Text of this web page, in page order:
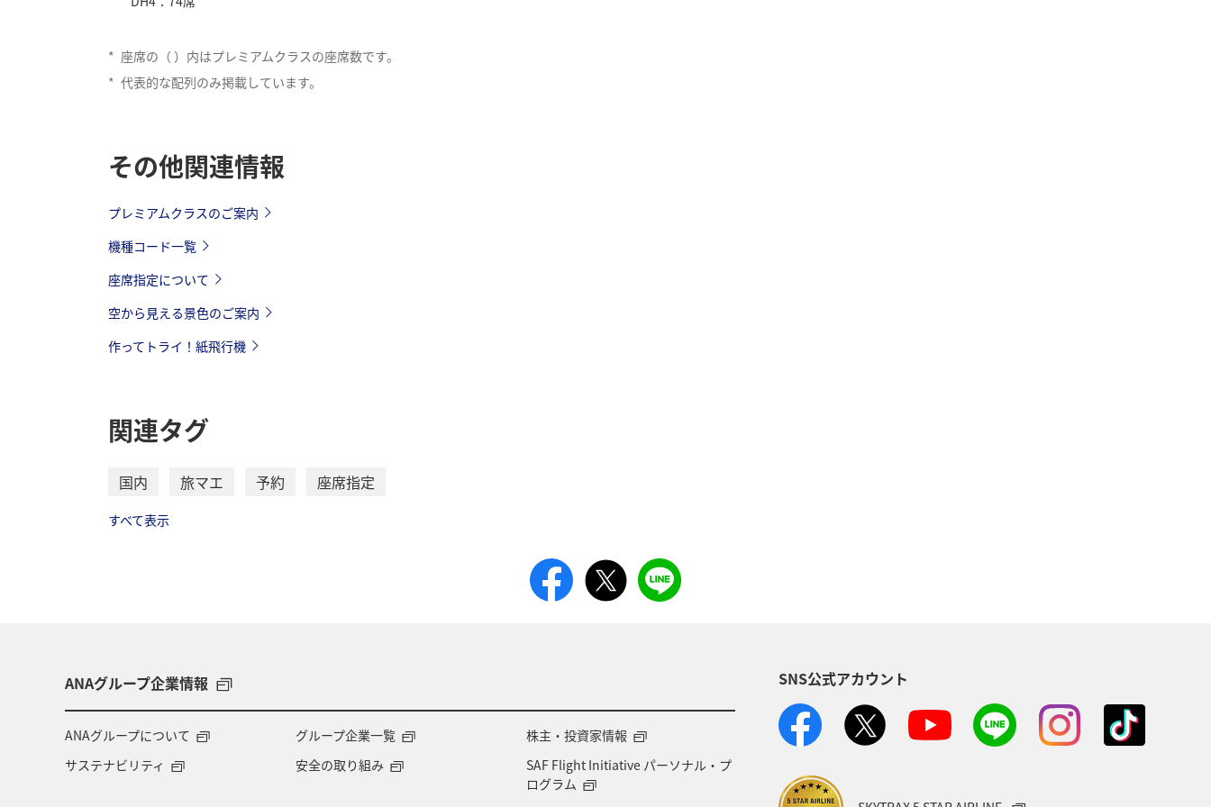
* 座席の（ ）内はプレミアムクラスの座席数です。
* 代表的な配列のみ掲載しています。
その他関連情報
プレミアムクラスのご案内
機種コード一覧
座席指定について
空から見える景色のご案内
作ってトライ！紙飛行機
関連タグ
国内 旅マエ 予約 座席指定
すべて表示
ANAグループ企業情報
ANAグループについて グループ企業一覧
株主・投資家情報
サステナビリティ
安全の取り組み
SAF Flight Initiative パーソナル・プ
ログラム
SNS公式アカウント